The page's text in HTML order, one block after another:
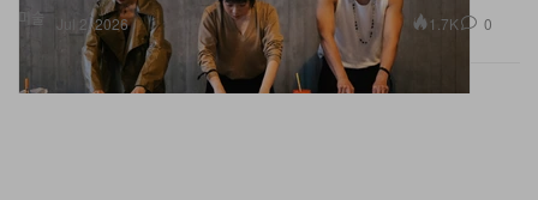
미술 Jul 2, 2026 1.7K 0